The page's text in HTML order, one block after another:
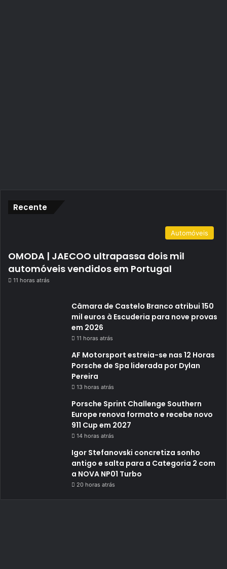
Recente
Automóveis
OMODA | JAECOO ultrapassa dois mil
automóveis vendidos em Portugal
11 horas atrás
Câmara de Castelo Branco atribui 150
mil euros à Escuderia para nove provas
em 2026
11 horas atrás
AF Motorsport estreia-se nas 12 Horas
Porsche de Spa liderada por Dylan
Pereira
13 horas atrás
Porsche Sprint Challenge Southern
Europe renova formato e recebe novo
911 Cup em 2027
14 horas atrás
Igor Stefanovski concretiza sonho
antigo e salta para a Categoria 2 com
a NOVA NP01 Turbo
20 horas atrás